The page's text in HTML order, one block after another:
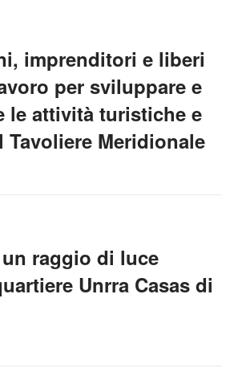
imprenditori e liberi
per sviluppare e
le attività turistiche e
Meridionale
raggio di luce
Unrra Casas di